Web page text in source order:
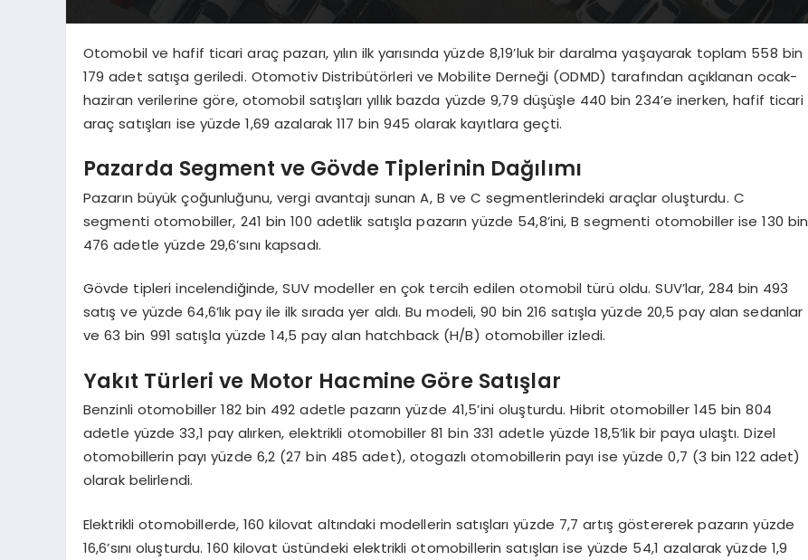
Otomobil ve hafif ticari araç pazarı, yılın ilk yarısında yüzde 8,19’luk bir daralma yaşayarak toplam 558 bin
179 adet satışa geriledi. Otomotiv Distribütörleri ve Mobilite Derneği (ODMD) tarafından açıklanan ocak-
haziran verilerine göre, otomobil satışları yıllık bazda yüzde 9,79 düşüşle 440 bin 234’e inerken, hafif ticari
araç satışları ise yüzde 1,69 azalarak 117 bin 945 olarak kayıtlara geçti.
Pazarda Segment ve Gövde Tiplerinin Dağılımı
Pazarın büyük çoğunluğunu, vergi avantajı sunan A, B ve C segmentlerindeki araçlar oluşturdu. C
segmenti otomobiller, 241 bin 100 adetlik satışla pazarın yüzde 54,8’ini, B segmenti otomobiller ise 130 bin
476 adetle yüzde 29,6’sını kapsadı.
Gövde tipleri incelendiğinde, SUV modeller en çok tercih edilen otomobil türü oldu. SUV’lar, 284 bin 493
satış ve yüzde 64,6’lık pay ile ilk sırada yer aldı. Bu modeli, 90 bin 216 satışla yüzde 20,5 pay alan sedanlar
ve 63 bin 991 satışla yüzde 14,5 pay alan hatchback (H/B) otomobiller izledi.
Yakıt Türleri ve Motor Hacmine Göre Satışlar
Benzinli otomobiller 182 bin 492 adetle pazarın yüzde 41,5’ini oluşturdu. Hibrit otomobiller 145 bin 804
adetle yüzde 33,1 pay alırken, elektrikli otomobiller 81 bin 331 adetle yüzde 18,5’lik bir paya ulaştı. Dizel
otomobillerin payı yüzde 6,2 (27 bin 485 adet), otogazlı otomobillerin payı ise yüzde 0,7 (3 bin 122 adet)
olarak belirlendi.
Elektrikli otomobillerde, 160 kilovat altındaki modellerin satışları yüzde 7,7 artış göstererek pazarın yüzde
16,6’sını oluşturdu. 160 kilovat üstündeki elektrikli otomobillerin satışları ise yüzde 54,1 azalarak yüzde 1,9